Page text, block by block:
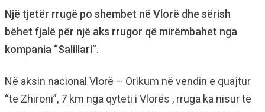
Një tjetër rrugë po shembet në Vlorë dhe sërish
bëhet fjalë për një aks rrugor që mirëmbahet nga
kompania “Salillari”.
Në aksin nacional Vlorë – Orikum në vendin e quajtur
“te Zhironi”, 7 km nga qyteti i Vlorës , rruga ka nisur të